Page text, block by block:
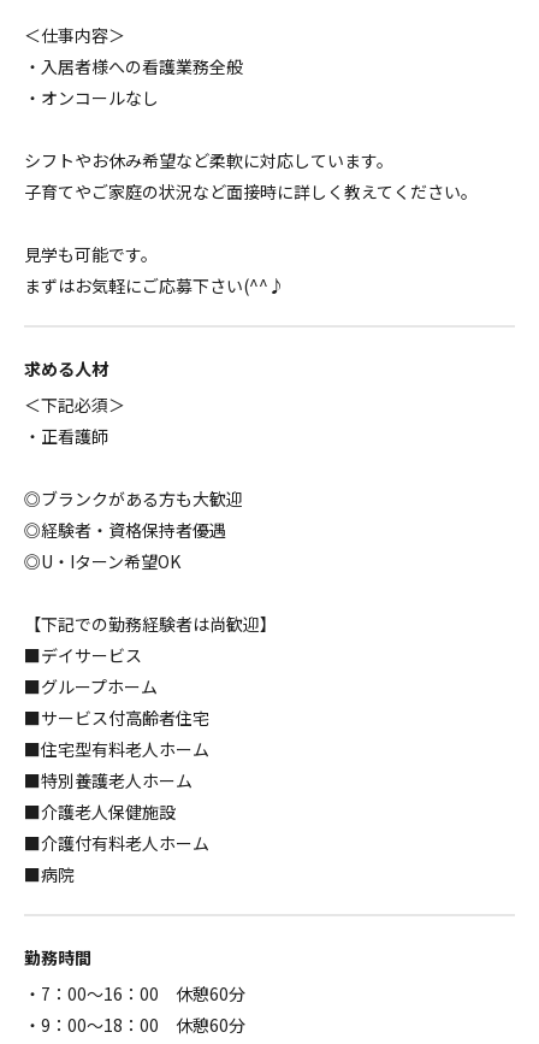
＜仕事内容＞
・入居者様への看護業務全般
・オンコールなし
シフトやお休み希望など柔軟に対応しています。
子育てやご家庭の状況など面接時に詳しく教えてください。
見学も可能です。
まずはお気軽にご応募下さい(^^♪
求める人材
＜下記必須＞
・正看護師
◎ブランクがある方も大歓迎
◎経験者・資格保持者優遇
◎U・Iターン希望OK
【下記での勤務経験者は尚歓迎】
■デイサービス
■グループホーム
■サービス付高齢者住宅
■住宅型有料老人ホーム
■特別養護老人ホーム
■介護老人保健施設
■介護付有料老人ホーム
■病院
勤務時間
・7：00～16：00 休憩60分
・9：00～18：00 休憩60分